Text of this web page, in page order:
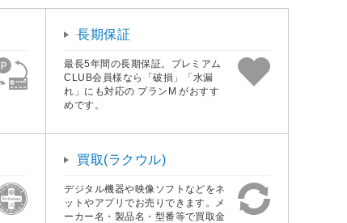
長期保証
最長5年間の長期保証。プレミアム
CLUB会員様なら「破損」「水漏
れ」にも対応の プランM がおすす
めです。
買取(ラクウル)
デジタル機器や映像ソフトなどをネ
ットやアプリでお売りできます。メ
ーカー名・製品名・型番等で買取金